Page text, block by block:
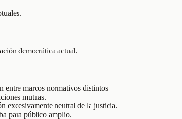
democrática actual.
entre marcos normativos distintos.
mutuas.
excesivamente neutral de la justicia.
para público amplio.